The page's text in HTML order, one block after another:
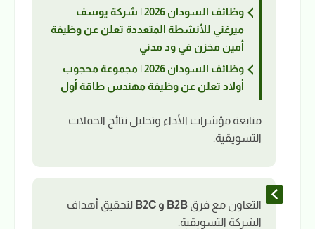
وظائف السودان 2026 | شركة يوسف
ميرغني للأنشطة المتعددة تعلن عن وظيفة
أمين مخزن في ود مدني
وظائف السودان 2026 | مجموعة محجوب
أولاد تعلن عن وظيفة مهندس طاقة أول
متابعة مؤشرات الأداء وتحليل نتائج الحملات
التسويقية.
التعاون مع فرق B2B و B2C
لتحقيق أهداف
الشركة التسويقية.